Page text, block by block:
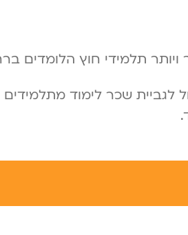
ויותר תלמידי חוץ הלומדים
לגביית שכר לימוד